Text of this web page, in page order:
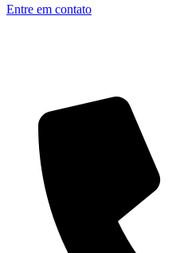
Entre em contato